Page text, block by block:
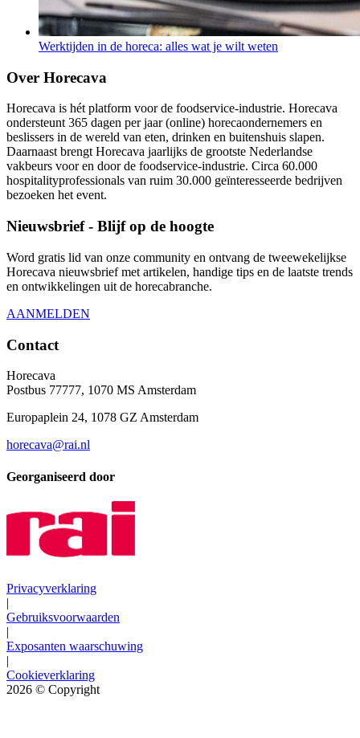
Werktijden in de horeca: alles wat je wilt weten
Over Horecava
Horecava is hét platform voor de foodservice-industrie. Horecava
ondersteunt 365 dagen per jaar (online) horecaondernemers en
beslissers in de wereld van eten, drinken en buitenshuis slapen.
Daarnaast brengt Horecava jaarlijks de grootste Nederlandse
vakbeurs voor en door de foodservice-industrie. Circa 60.000
hospitalityprofessionals van ruim 30.000 geïnteresseerde bedrijven
bezoeken het event.
Nieuwsbrief - Blijf op de hoogte
Word gratis lid van onze community en ontvang de tweewekelijkse
Horecava nieuwsbrief met artikelen, handige tips en de laatste trends
en ontwikkelingen uit de horecabranche.
AANMELDEN
Contact
Horecava
Postbus 77777, 1070 MS Amsterdam
Europaplein 24, 1078 GZ Amsterdam
horecava@rai.nl
Georganiseerd door
Privacyverklaring
|
Gebruiksvoorwaarden
|
Exposanten waarschuwing
|
Cookieverklaring
2026 © Copyright